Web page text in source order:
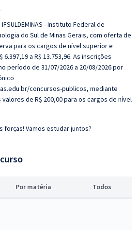
- Instituto Federal de
do Sul de Minas Gerais, com oferta de
para os cargos de nível superior e
a R$ 13.753,96. As inscrições
período de 31/07/2026 a 20/08/2026 por
concursos-publicos, mediante
de R$ 200,00 para os cargos de nível
forças! Vamos estudar juntos?
Por matéria Todos